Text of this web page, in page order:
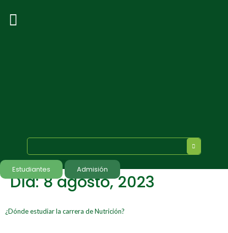
Estudiantes Admisión
Día:8 agosto, 2023
¿Dónde estudiar la carrera de Nutrición?